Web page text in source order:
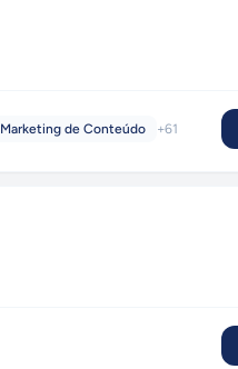
Marketing de Conteúdo +61